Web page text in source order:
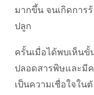
มากขึ้น จนเกิดการ
ปลูก
ครั้นเมื่อได้พบเห็น
ปลอดสารพิษและมี
เป็นความเชื่อใจใน